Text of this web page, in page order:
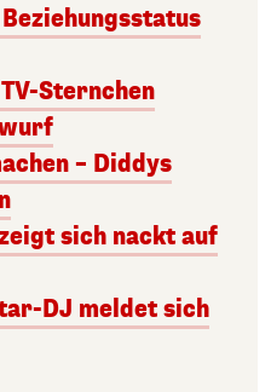
Sternchen
– Diddys
sich nackt auf
DJ meldet sich